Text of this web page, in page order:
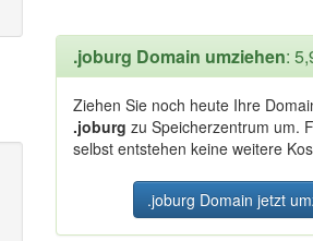
.joburg Domain umziehen:
Ziehen Sie noch heute Ihre
.joburg zu Speicherzentrum um.
selbst entstehen keine weitere
.joburg Domain jetzt